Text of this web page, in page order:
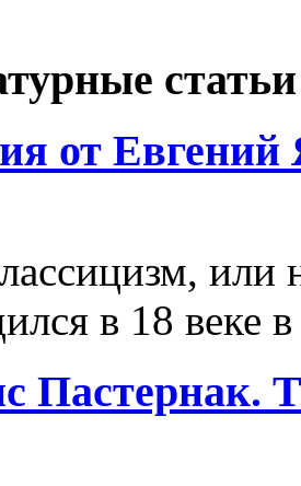
статьи
от Евгений
или
в 18 веке
Пастернак.